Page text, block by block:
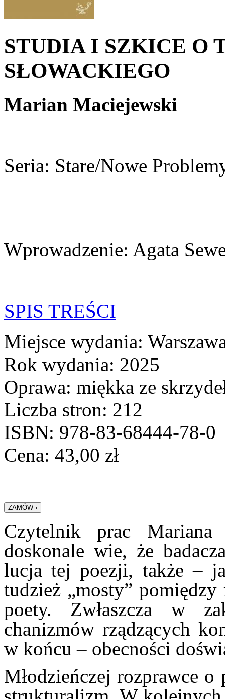
STUDIA I SZKICE O
SŁOWACKIEGO
Marian Maciejewski
Seria: Stare/Nowe
Wprowadzenie: Agata
SPIS TREŚCI
Miejsce wydania:
Rok wydania: 2025
Oprawa: miękka ze
Liczba stron: 212
ISBN: 978-83-68444-78-0
Cena: 43,00 zł
Czytelnik prac Mariana
doskonale wie, że
lucja tej poezji, także –
tudzież „mosty” pomiędzy
poety. Zwłaszcza w
chanizmów rządzących
w końcu – obecności
Młodzieńczej rozprawce o